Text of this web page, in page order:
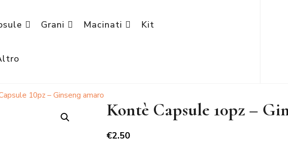
Grani Macinati Kit
10pz – Ginseng amaro
Kontè Capsule 10pz –
€2.50